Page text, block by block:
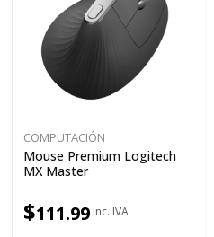
COMPUTACIÓN
Mouse Premium Logitech
MX Master
$111.99